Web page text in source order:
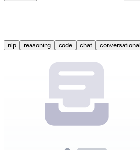
nlp reasoning code chat
conversational